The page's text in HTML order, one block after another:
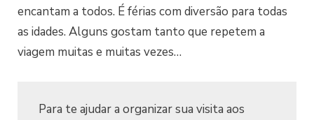
encantam a todos. É férias com diversão para todas
as idades. Alguns gostam tanto que repetem a
viagem muitas e muitas vezes…
Para te ajudar a organizar sua visita aos